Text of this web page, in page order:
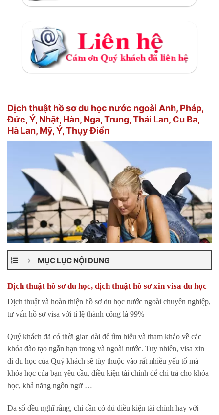
Dịch thuật hồ sơ du học nước ngoài Anh, Pháp,
Đức, Ý, Nhật, Hàn, Nga, Trung, Thái Lan, Cu Ba,
Hà Lan, Mỹ, Ý, Thụy Điển
MỤC LỤC NỘI DUNG
Dịch thuật hồ sơ du học, dịch thuật hồ sơ xin visa du học
Dịch thuật và hoàn thiện hồ sơ du học nước ngoài chuyên nghiệp,
tư vấn hồ sơ visa với tỉ lệ thành công là 99%
Quý khách đã có thời gian dài để tìm hiểu và tham khảo về các
khóa đào tạo ngắn hạn trong và ngoài nước. Tuy nhiên, visa xin
đi du học của Quý khách sẽ tùy thuộc vào rất nhiều yếu tố mà
khóa học của bạn yêu cầu, điều kiện tài chính để chi trả cho khóa
học, khả năng ngôn ngữ …
Đa số đều nghĩ rằng, chỉ cần có đủ điều kiện tài chính hay với